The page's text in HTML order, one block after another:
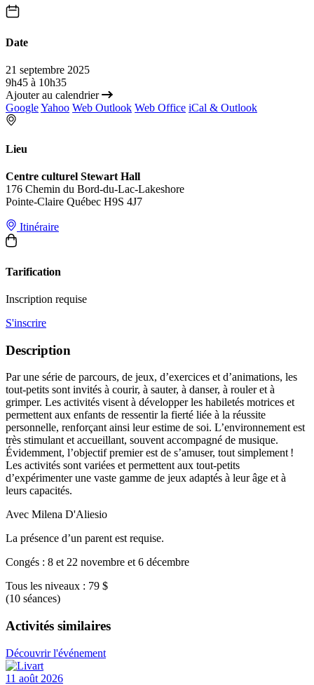
Date
21 septembre 2025
9h45 à 10h35
Ajouter au calendrier
GoogleYahoo Web Outlook Web Office iCal & Outlook
Lieu
Centre culturel Stewart Hall
176 Chemin du Bord-du-Lac-Lakeshore
Pointe-Claire Québec H9S 4J7
Itinéraire
Tarification
Inscription requise
S'inscrire
Description
Par une série de parcours, de jeux, d’exercices et d’animations, les
tout-petits sont invités à courir, à sauter, à danser, à rouler et à
grimper. Les activités visent à développer les habiletés motrices et
permettent aux enfants de ressentir la fierté liée à la réussite
personnelle, renforçant ainsi leur estime de soi. L’environnement est
très stimulant et accueillant, souvent accompagné de musique.
Évidemment, l’objectif premier est de s’amuser, tout simplement !
Les activités sont variées et permettent aux tout-petits
d’expérimenter une vaste gamme de jeux adaptés à leur âge et à
leurs capacités.
Avec Milena D'Aliesio
La présence d’un parent est requise.
Congés : 8 et 22 novembre et 6 décembre
Tous les niveaux : 79 $
(10 séances)
Activités similaires
Découvrir l'événement
11 août 2026